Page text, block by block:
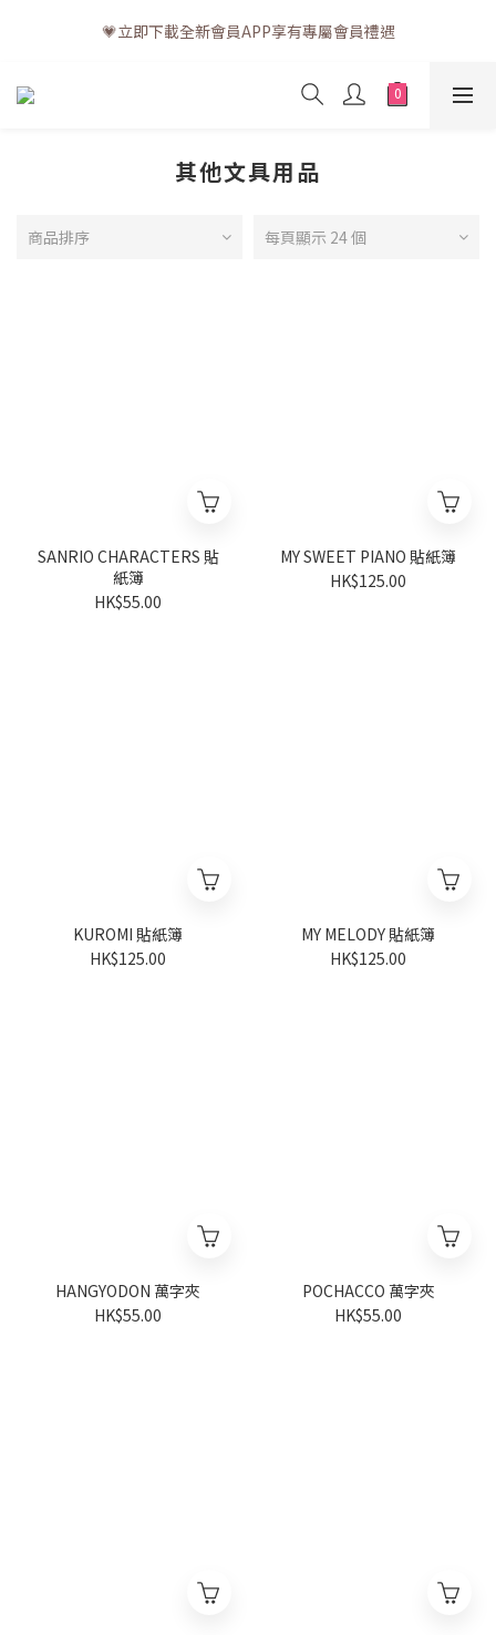
💗訂單一般送貨時間為3至5個工作天 (星期六、日及公眾假期並非
工作天)
💗立即下載全新會員APP享有專屬會員禮遇
💗訂單一般送貨時間為3至5個工作天 (星期六、日及公眾假期並非
其他文具用品
商品排序 每頁顯示 24 個
SANRIO CHARACTERS 貼
紙簿
HK$55.00
MY SWEET PIANO 貼紙簿
HK$125.00
KUROMI 貼紙簿
HK$125.00
MY MELODY 貼紙簿
HK$125.00
HANGYODON 萬字夾
HK$55.00
POCHACCO 萬字夾
HK$55.00